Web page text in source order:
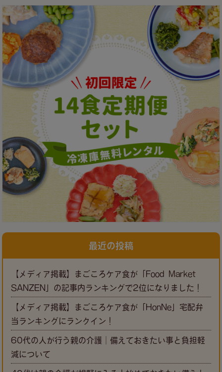
最近の投稿
【メディア掲載】まごころケア食が「Food Market
SANZEN」の記事内ランキングで2位になりました！
【メディア掲載】まごころケア食が「HonNe」宅配弁
当ランキングにランクイン！
60代の人が行う親の介護｜備えておきたい事と負担軽
減について